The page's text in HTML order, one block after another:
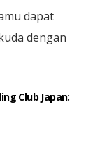
dapat
dengan
Club Japan: